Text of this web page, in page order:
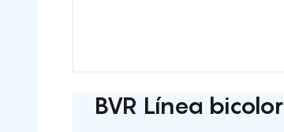
BVR Línea bicolor